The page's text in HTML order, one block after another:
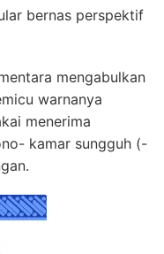
bernas perspektif
mengabulkan
warnanya
menerima
kamar sungguh (-